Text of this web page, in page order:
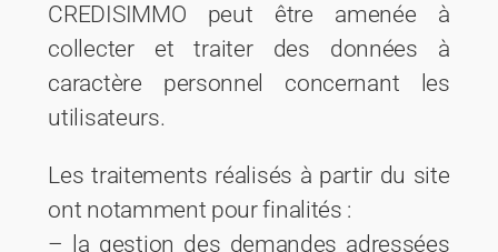
CREDISIMMO peut être amenée à
collecter et traiter des données à
caractère personnel concernant les
utilisateurs.
Les traitements réalisés à partir du site
ont notamment pour finalités :
– la gestion des demandes adressées